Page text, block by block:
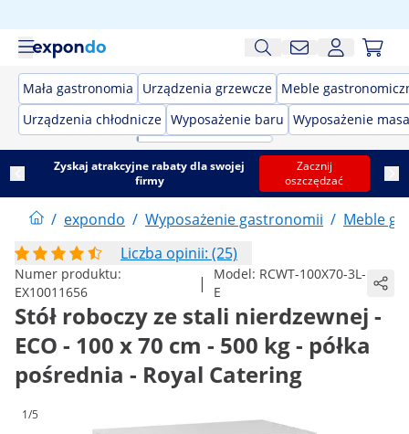
Mała gastronomia Urządzenia grzewcze Meble
Urządzenia chłodnicze Wyposażenie baru Wyposażenie
Zyskaj atrakcyjne rabaty dla swojej
firmy
Zacznij
oszczędzać
/ expondo / Wyposażenie gastronomii / Meble
Liczba opinii: (25)
Numer produktu:
EX10011656
| Model: RCWT-100X70-3L-
E
Stół roboczy ze stali nierdzewnej -
ECO - 100 x 70 cm - 500 kg - półka
pośrednia - Royal Catering
1/5